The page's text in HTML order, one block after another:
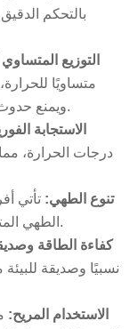
بالتحكم
3. التوزيع
متساويًا
ويمنع حدوث مشكلات مثل الاحتراق أو عدم الطهي جيدًا.
4.الاستجابة
درجات الحرارة،
5. تنوع الطهي: تأتي
الطهي المتنوعة، بما في ذلك الخبز والتحميص والشوي.
6. كفاءة الطاقة
نسبيًا وصديقة
7. الاستخدام المريح: